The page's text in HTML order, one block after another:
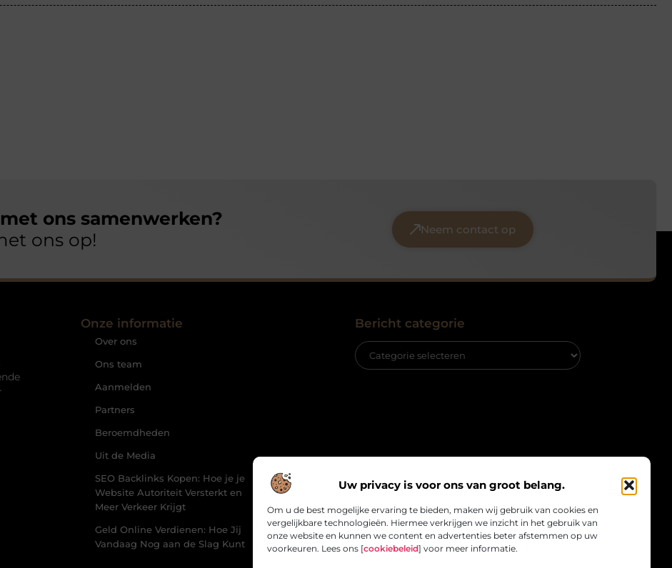
Uw privacy is voor ons van groot belang.
Om u de best mogelijke ervaring te bieden, maken wij gebruik van cookies en
vergelijkbare technologieën. Hiermee verkrijgen we inzicht in het gebruik van
onze website en kunnen we content en advertenties beter afstemmen op uw
voorkeuren. Lees ons [cookiebeleid] voor meer informatie.
ons samenwerken?
ons op!
Neem contact op
Onze informatie
Over ons
Ons team
Aanmelden
Partners
Beroemdheden
Uit de Media
SEO Backlinks Kopen: Hoe je je
Website Autoriteit Versterkt en
Meer Verkeer Krijgt
Geld Online Verdienen: Hoe Jij
Vandaag Nog aan de Slag Kunt
Bericht categorie